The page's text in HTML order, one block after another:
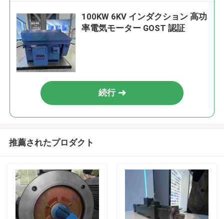
100KW 6KV インダクション 高功
率電気モーター GOST 認証
続行
推薦されたプロダクト